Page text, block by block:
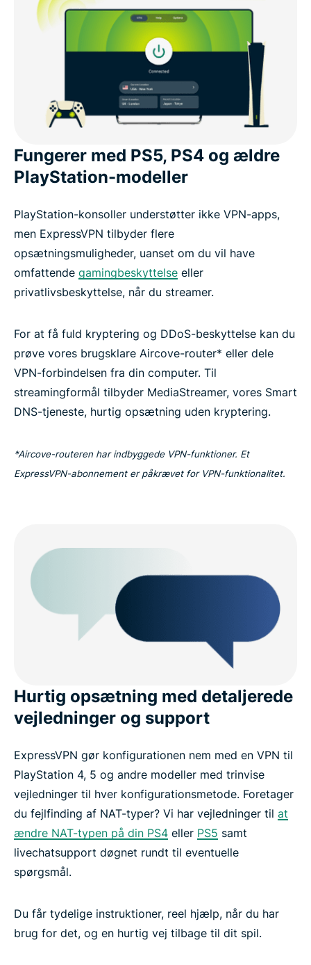
Gratis VPN'er vs. ExpressVPN til PlayStation-
Kunderne elsker ExpressVPN til PS5, PS4 og PS3
Almindelige spørgsmål om PlayStation og VPN'er
Prøv ExpressVPN til PlayStation-gaming risikofrit
Fungerer med PS5, PS4 og ældre
PlayStation-modeller
PlayStation-konsoller understøtter ikke VPN-apps,
men ExpressVPN tilbyder flere
opsætningsmuligheder, uanset om du vil have
omfattende gamingbeskyttelse eller
privatlivsbeskyttelse, når du streamer.
For at få fuld kryptering og DDoS-beskyttelse kan du
prøve vores brugsklare Aircove-router* eller dele
VPN-forbindelsen fra din computer. Til
streamingformål tilbyder MediaStreamer, vores Smart
DNS-tjeneste, hurtig opsætning uden kryptering.
*Aircove-routeren har indbyggede VPN-funktioner. Et
ExpressVPN-abonnement er påkrævet for VPN-funktionalitet.
Hurtig opsætning med detaljerede
vejledninger og support
ExpressVPN gør konfigurationen nem med en VPN til
PlayStation 4, 5 og andre modeller med trinvise
vejledninger til hver konfigurationsmetode. Foretager
du fejlfinding af NAT-typer? Vi har vejledninger til at
ændre NAT-typen på din PS4 eller PS5 samt
livechatsupport døgnet rundt til eventuelle
spørgsmål.
Du får tydelige instruktioner, reel hjælp, når du har
brug for det, og en hurtig vej tilbage til dit spil.